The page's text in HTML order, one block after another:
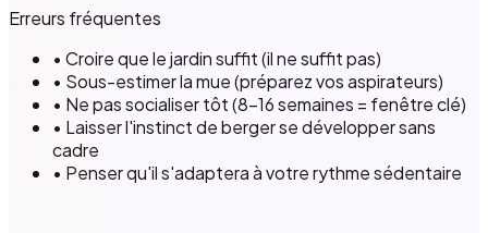
Erreurs fréquentes
• Croire que le jardin suffit (il ne suffit pas)
• Sous-estimer la mue (préparez vos aspirateurs)
• Ne pas socialiser tôt (8–16 semaines = fenêtre clé)
• Laisser l'instinct de berger se développer sans
cadre
• Penser qu'il s'adaptera à votre rythme sédentaire